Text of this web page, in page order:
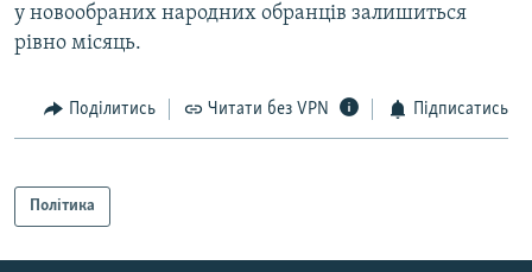
у новообраних народних обранців залишиться
рівно місяць.
Поділитись Читати без VPN Підписатись
Політика